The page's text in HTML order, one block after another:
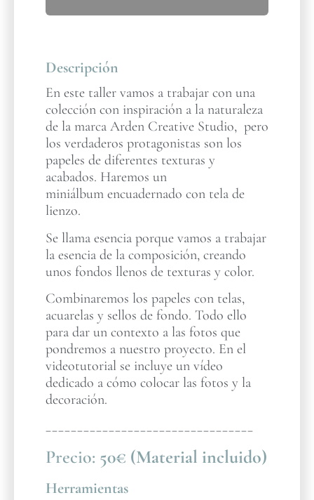
Descripción
En este taller vamos a trabajar con una
colección con inspiración a la naturaleza
de la marca Arden Creative Studio, pero
los verdaderos protagonistas son los
papeles de diferentes texturas y
acabados. Haremos un
miniálbum encuadernado con tela de
lienzo.
Se llama esencia porque vamos a trabajar
la esencia de la composición, creando
unos fondos llenos de texturas y color.
Combinaremos los papeles con telas,
acuarelas y sellos de fondo. Todo ello
para dar un contexto a las fotos que
pondremos a nuestro proyecto. En el
videotutorial se incluye un vídeo
dedicado a cómo colocar las fotos y la
decoración.
_________________________________
Precio: 50€ (Material incluido)
Herramientas